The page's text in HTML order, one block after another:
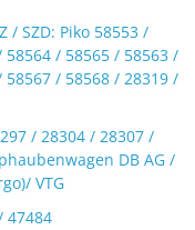
/ SZD: Piko 58553 /
/ 58565 / 58563 /
/ 58568 / 28319 /
/ 28304 / 28307 /
DB AG /
VTG
47484